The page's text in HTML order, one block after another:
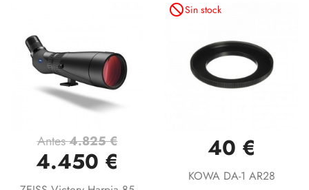
Antes4.825 €
4.450 €
not_interestedSin stock
40 €
KOWA DA-1 AR28